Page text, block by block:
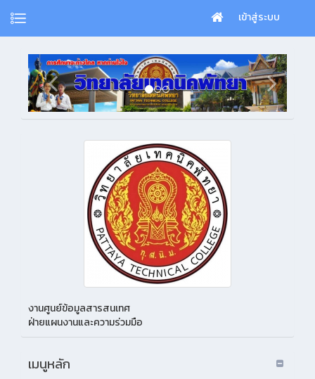
เข้าสู่ระบบ
งานศูนย์ข้อมูลสารสนเทศ
ฝ่ายแผนงานและความร่วมมือ
เมนูหลัก